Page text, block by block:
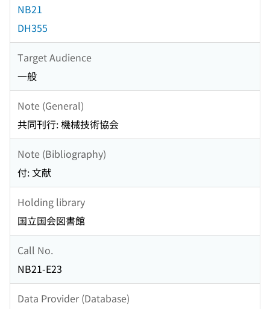
NB21
DH355
Target Audience
一般
Note (General)
共同刊行: 機械技術協会
Note (Bibliography)
付: 文献
Holding library
国立国会図書館
Call No.
NB21-E23
Data Provider (Database)